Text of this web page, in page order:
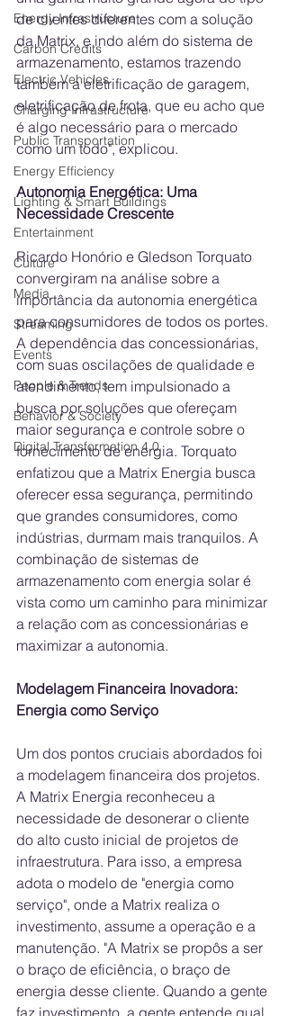
Energy Infrastructure
Carbon Credits
Electric Vehicles
Charging Infrastructure
Public Transportation
Energy Efficiency
Lighting & Smart Buildings
Entertainment
Culture
Media
Streaming
Events
People & Trends
Behavior & Society
Digital Transformation 4.0
de clientes diferentes com a solução
da Matrix, e indo além do sistema de
armazenamento, estamos trazendo
também a eletrificação de garagem,
eletrificação de frota, que eu acho que
é algo necessário para o mercado
como um todo", explicou.
Autonomia Energética: Uma
Necessidade Crescente
Ricardo Honório e Gledson Torquato
convergiram na análise sobre a
importância da autonomia energética
para consumidores de todos os portes.
A dependência das concessionárias,
com suas oscilações de qualidade e
atendimento, tem impulsionado a
busca por soluções que ofereçam
maior segurança e controle sobre o
fornecimento de energia. Torquato
enfatizou que a Matrix Energia busca
oferecer essa segurança, permitindo
que grandes consumidores, como
indústrias, durmam mais tranquilos. A
combinação de sistemas de
armazenamento com energia solar é
vista como um caminho para minimizar
a relação com as concessionárias e
maximizar a autonomia.
Modelagem Financeira Inovadora:
Energia como Serviço
Um dos pontos cruciais abordados foi
a modelagem financeira dos projetos.
A Matrix Energia reconheceu a
necessidade de desonerar o cliente
do alto custo inicial de projetos de
infraestrutura. Para isso, a empresa
adota o modelo de "energia como
serviço", onde a Matrix realiza o
investimento, assume a operação e a
manutenção. "A Matrix se propôs a ser
o braço de eficiência, o braço de
energia desse cliente. Quando a gente
faz investimento, a gente entende qual